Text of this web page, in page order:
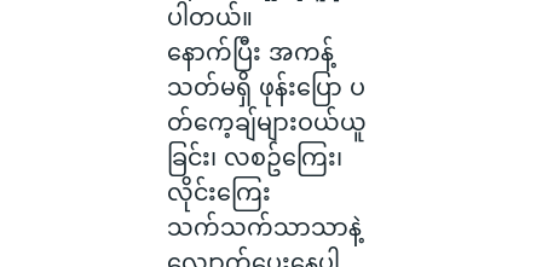
ပါတယ်။
နောက်ပြီး အကန့်
သတ်မရှိ ဖုန်းပြော ပ
တ်ကေ့ချ်များဝယ်ယူ
ခြင်း၊ လစဥ်ကြေး၊
လိုင်းကြေး
သက်သက်သာသာနဲ့